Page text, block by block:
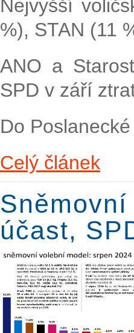
Nejvyšší
%), STAN (11
ANO a
SPD v září
Do
Celý článek
účast,